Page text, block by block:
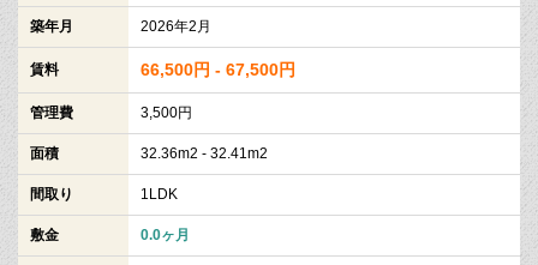
築年月 2026年2月
賃料 66,500円 - 67,500円
管理費 3,500円
面積 32.36m2 - 32.41m2
間取り 1LDK
敷金 0.0ヶ月